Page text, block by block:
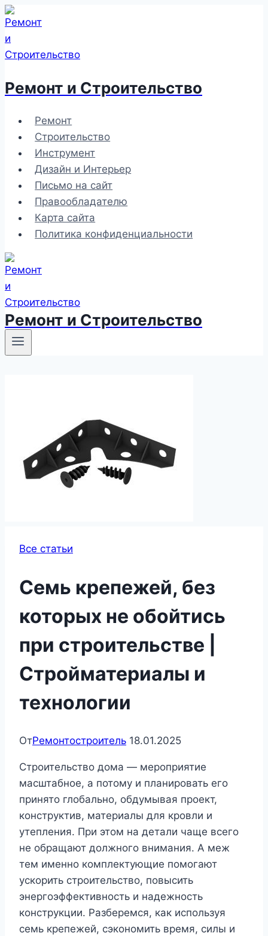
Перейти
к
содержимому
Ремонт и Строительство
Ремонт
Строительство
Инструмент
Дизайн и Интерьер
Письмо на сайт
Правообладателю
Карта сайта
Политика конфиденциальности
Ремонт и Строительство
Все статьи
Семь крепежей, без
которых не обойтись
при строительстве |
Стройматериалы и
технологии
ОтРемонтостроитель 18.01.2025
Строительство дома — мероприятие
масштабное, а потому и планировать его
принято глобально, обдумывая проект,
конструктив, материалы для кровли и
утепления. При этом на детали чаще всего
не обращают должного внимания. А меж
тем именно комплектующие помогают
ускорить строительство, повысить
энергоэффективность и надежность
конструкции. Разберемся, как используя
семь крепежей, сэкономить время, силы и